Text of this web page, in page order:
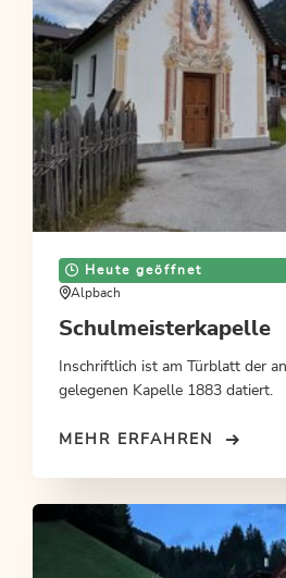
Heute geöffnet
Alpbach
Schulmeisterkapelle
Inschriftlich ist am Türblatt der
gelegenen Kapelle 1883 datiert.
MEHR ERFAHREN